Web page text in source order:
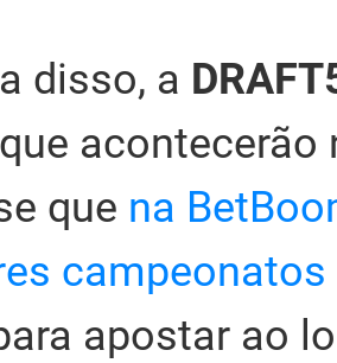
disso, a
que na
campeonatos
apostar ao